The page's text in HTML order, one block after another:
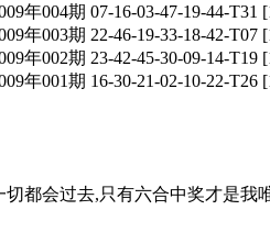
年004期 07-16-03-47-19-44-
年003期 22-46-19-33-18-42-
年002期 23-42-45-30-09-14-
年001期 16-30-21-02-10-22-
切都会过去,只有六合中奖才是我